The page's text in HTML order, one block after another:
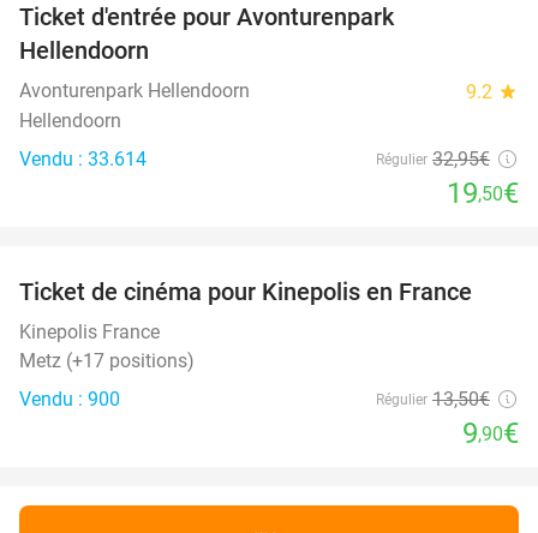
Ticket d'entrée pour Avonturenpark
Hellendoorn
Avonturenpark Hellendoorn 9.2 star
Hellendoorn
Vendu : 33.614
Régulier 32,95€
19,50€
27%
OUT
Ticket de cinéma pour Kinepolis en France
Kinepolis France
Metz (+17 positions)
Vendu : 900
Régulier 13,50€
9,90€